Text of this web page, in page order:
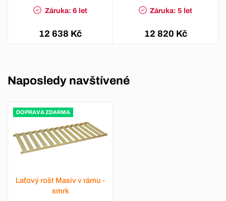
Záruka: 6 let
12 638 Kč
Záruka: 5 let
12 820 Kč
Naposledy navštívené
DOPRAVA ZDARMA
Laťový rošt Masiv v rámu -
smrk